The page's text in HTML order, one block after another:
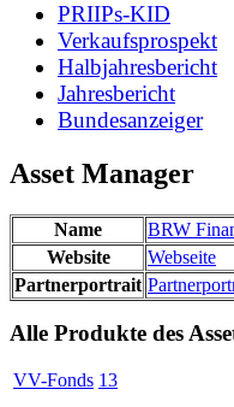
PRIIPs-KID
Verkaufsprospekt
Halbjahresbericht
Jahresbericht
Bundesanzeiger
Asset Manager
Name
BRW
Website
Webseite
Partnerportrait
Alle Produkte des
VV-Fonds 13